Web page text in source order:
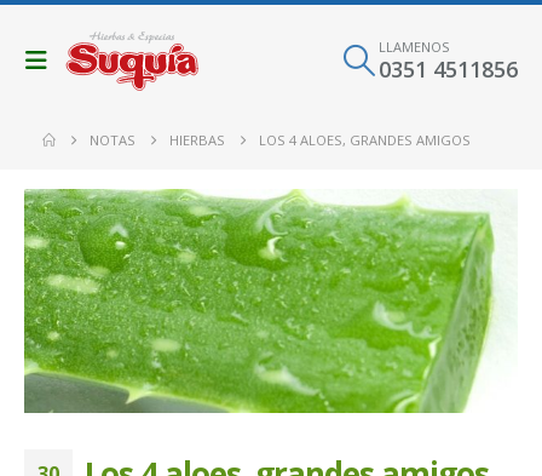
LLAMENOS
0351 4511856
NOTAS HIERBAS LOS 4 ALOES, GRANDES AMIGOS